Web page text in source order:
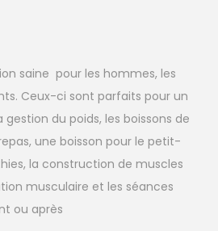
saine pour les hommes, les
Ceux-ci sont parfaits pour un
du poids, les boissons de
une boisson pour le petit-
la construction de muscles
musculaire et les séances
ou après